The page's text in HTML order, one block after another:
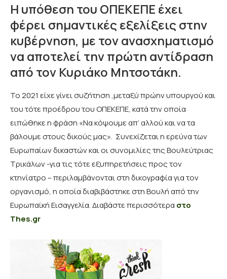
Η υπόθεση του ΟΠΕΚΕΠΕ έχει
φέρει σημαντικές εξελίξεις στην
κυβέρνηση, με τον ανασχηματισμό
να αποτελεί την πρώτη αντίδραση
από τον Κυριάκο Μητσοτάκη.
Το 2021 είχε γίνει συζήτηση ,μεταξύ πρώην υπουργού και
του τότε προέδρου του ΟΠΕΚΕΠΕ, κατά την οποία
ειπώθηκε η φράση «Να κόψουμε απ’ αλλού και να τα
βάλουμε στους δικούς μας». Συνεχίζεται η ερεύνα των
Ευρωπαίων δικαστών και οι συνομιλίες της Βουλεύτριας
Τρικάλων -για τις τότε εξυπηρετήσεις προς τον
κτηνίατρο – περιλαμβάνονται στη δικογραφία για τον
οργανισμό, η οποία διαβιβάστηκε στη Βουλή από την
Ευρωπαϊκή Εισαγγελία. Διαβάστε περισσότερα στο
Thes.gr